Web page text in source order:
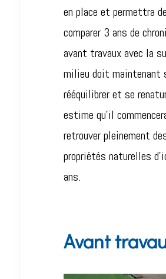
en place et permettra de
comparer 3 ans de
avant travaux avec la
milieu doit maintenant
rééquilibrer et se
estime qu’il
retrouver pleinement
propriétés naturelles
ans.
Avant